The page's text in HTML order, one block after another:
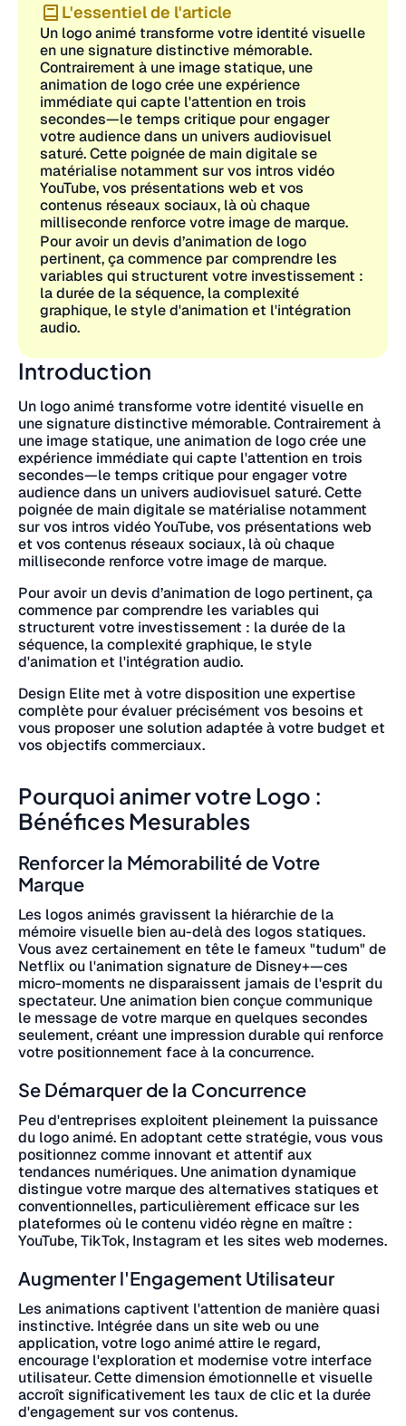
L'essentiel de l'article
Un logo animé transforme votre identité visuelle
en une signature distinctive mémorable.
Contrairement à une image statique, une
animation de logo crée une expérience
immédiate qui capte l'attention en trois
secondes—le temps critique pour engager
votre audience dans un univers audiovisuel
saturé. Cette poignée de main digitale se
matérialise notamment sur vos intros vidéo
YouTube, vos présentations web et vos
contenus réseaux sociaux, là où chaque
milliseconde renforce votre image de marque.
Pour avoir un devis d’animation de logo
pertinent, ça commence par comprendre les
variables qui structurent votre investissement :
la durée de la séquence, la complexité
graphique, le style d'animation et l'intégration
audio.
Introduction
Un logo animé transforme votre identité visuelle en
une signature distinctive mémorable. Contrairement à
une image statique, une animation de logo crée une
expérience immédiate qui capte l'attention en trois
secondes—le temps critique pour engager votre
audience dans un univers audiovisuel saturé. Cette
poignée de main digitale se matérialise notamment
sur vos intros vidéo YouTube, vos présentations web
et vos contenus réseaux sociaux, là où chaque
milliseconde renforce votre image de marque.
Pour avoir un devis d’animation de logo pertinent, ça
commence par comprendre les variables qui
structurent votre investissement : la durée de la
séquence, la complexité graphique, le style
d'animation et l'intégration audio.
Design Elite met à votre disposition une expertise
complète pour évaluer précisément vos besoins et
vous proposer une solution adaptée à votre budget et
vos objectifs commerciaux.
Pourquoi animer votre Logo :
Bénéfices Mesurables
Renforcer la Mémorabilité de Votre
Marque
Les logos animés gravissent la hiérarchie de la
mémoire visuelle bien au-delà des logos statiques.
Vous avez certainement en tête le fameux "tudum" de
Netflix ou l'animation signature de Disney+—ces
micro-moments ne disparaissent jamais de l'esprit du
spectateur. Une animation bien conçue communique
le message de votre marque en quelques secondes
seulement, créant une impression durable qui renforce
votre positionnement face à la concurrence.
Se Démarquer de la Concurrence
Peu d'entreprises exploitent pleinement la puissance
du logo animé. En adoptant cette stratégie, vous vous
positionnez comme innovant et attentif aux
tendances numériques. Une animation dynamique
distingue votre marque des alternatives statiques et
conventionnelles, particulièrement efficace sur les
plateformes où le contenu vidéo règne en maître :
YouTube, TikTok, Instagram et les sites web modernes.
Augmenter l'Engagement Utilisateur
Les animations captivent l'attention de manière quasi
instinctive. Intégrée dans un site web ou une
application, votre logo animé attire le regard,
encourage l'exploration et modernise votre interface
utilisateur. Cette dimension émotionnelle et visuelle
accroît significativement les taux de clic et la durée
d'engagement sur vos contenus.